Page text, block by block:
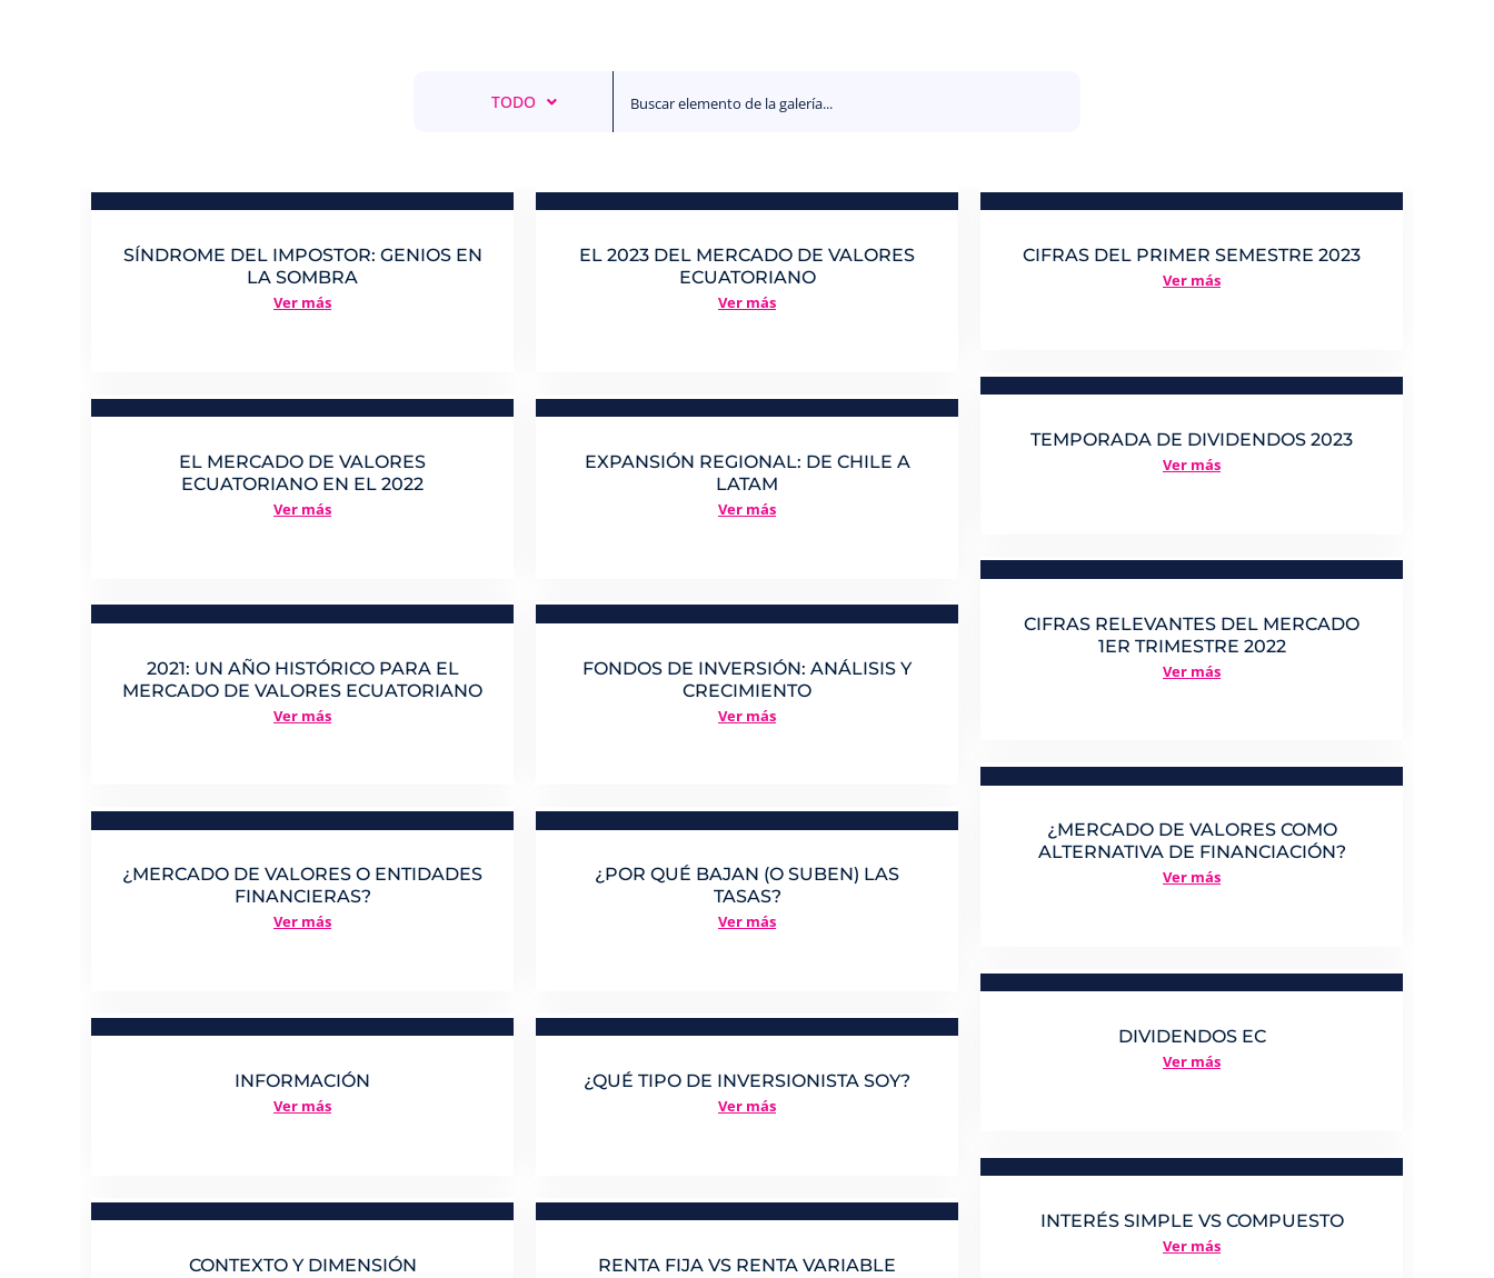
TODO
SÍNDROME DEL IMPOSTOR: GENIOS EN
LA SOMBRA
Ver más
EL 2023 DEL MERCADO DE VALORES
ECUATORIANO
Ver más
CIFRAS DEL PRIMER SEMESTRE 2023
Ver más
TEMPORADA DE DIVIDENDOS 2023
Ver más
EL MERCADO DE VALORES
ECUATORIANO EN EL 2022
Ver más
EXPANSIÓN REGIONAL: DE CHILE A
LATAM
Ver más
CIFRAS RELEVANTES DEL MERCADO
1ER TRIMESTRE 2022
Ver más
2021: UN AÑO HISTÓRICO PARA EL
MERCADO DE VALORES ECUATORIANO
Ver más
FONDOS DE INVERSIÓN: ANÁLISIS Y
CRECIMIENTO
Ver más
¿MERCADO DE VALORES COMO
ALTERNATIVA DE FINANCIACIÓN?
Ver más
¿MERCADO DE VALORES O ENTIDADES
FINANCIERAS?
Ver más
¿POR QUÉ BAJAN (O SUBEN) LAS
TASAS?
Ver más
DIVIDENDOS EC
Ver más
INFORMACIÓN
Ver más
¿QUÉ TIPO DE INVERSIONISTA SOY?
Ver más
INTERÉS SIMPLE VS COMPUESTO
Ver más
CONTEXTO Y DIMENSIÓN RENTA FIJA VS RENTA VARIABLE